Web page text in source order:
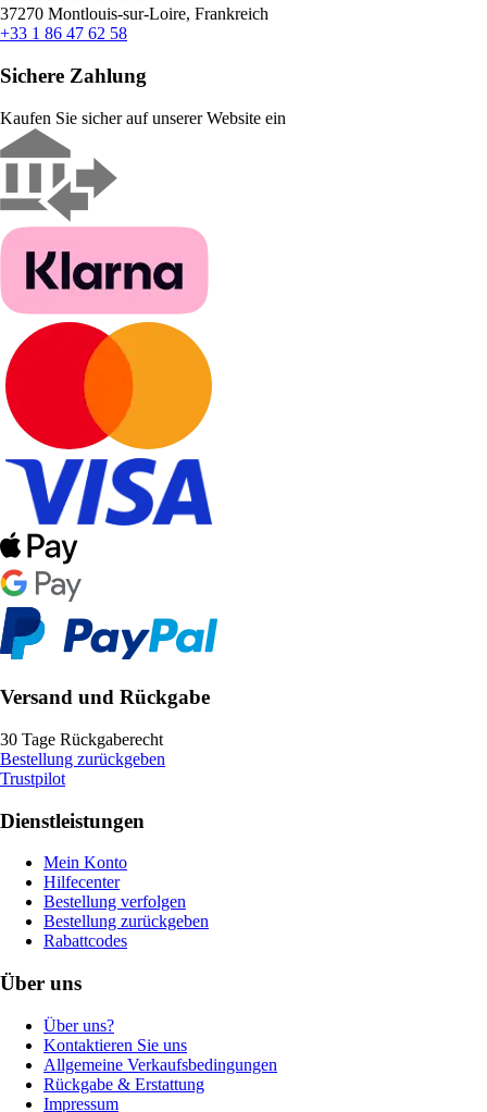
37270 Montlouis-sur-Loire, Frankreich
+33 1 86 47 62 58
Sichere Zahlung
Kaufen Sie sicher auf unserer Website ein
Versand und Rückgabe
30 Tage Rückgaberecht
Bestellung zurückgeben
Trustpilot
Dienstleistungen
Mein Konto
Hilfecenter
Bestellung verfolgen
Bestellung zurückgeben
Rabattcodes
Über uns
Über uns?
Kontaktieren Sie uns
Allgemeine Verkaufsbedingungen
Rückgabe & Erstattung
Impressum